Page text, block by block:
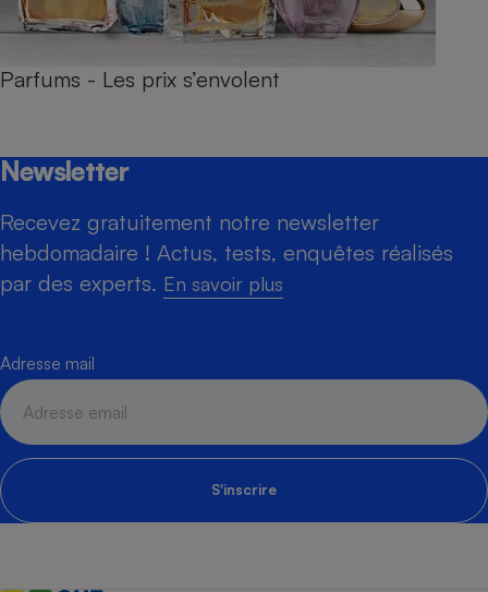
Parfums - Les prix s’envolent
Newsletter
Recevez gratuitement notre newsletter
hebdomadaire ! Actus, tests, enquêtes réalisés
par des experts. En savoir plus
Adresse mail
S'inscrire